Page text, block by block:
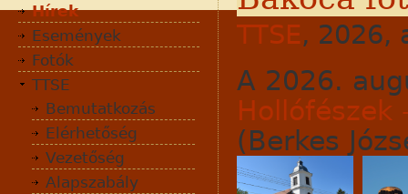
TTSE, 2026,
A 2026.
(Berkes
Hírek
Események
Fotók
TTSE
Bemutatkozás
Elérhetőség
Vezetőség
Alapszabály